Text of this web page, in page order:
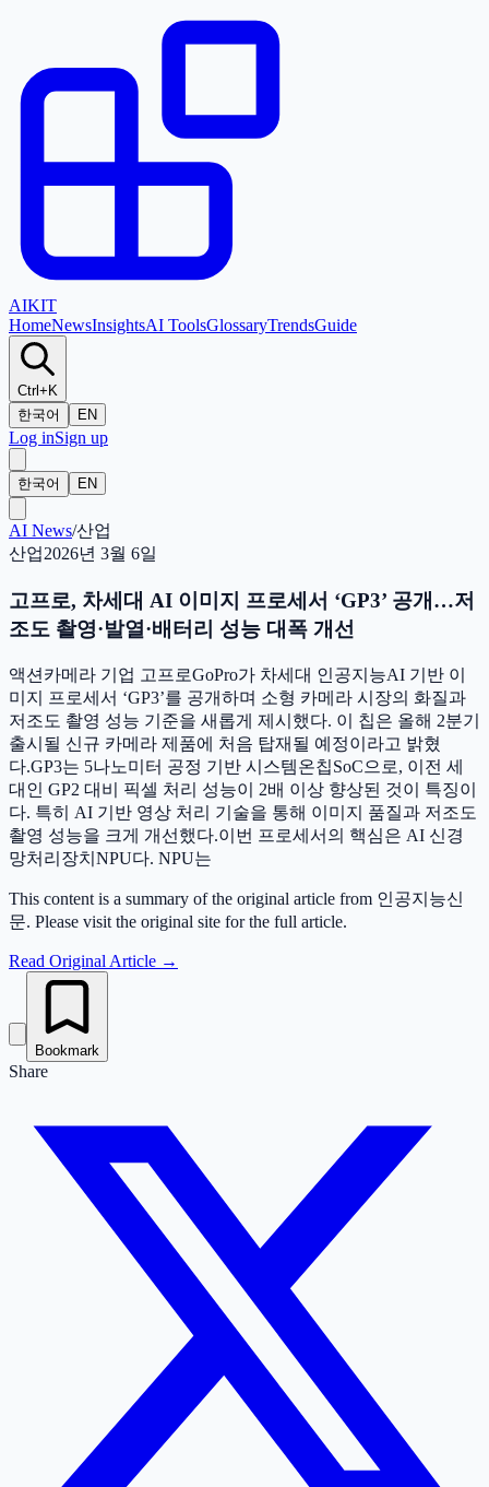
AIKIT
HomeNewsInsightsAI ToolsGlossaryTrendsGuide
Ctrl+K
한국어
EN
Log inSign up
한국어 EN
AI News/산업
산업2026년 3월 6일
고프로, 차세대 AI 이미지 프로세서 ‘GP3’ 공개…저
조도 촬영·발열·배터리 성능 대폭 개선
액션카메라 기업 고프로GoPro가 차세대 인공지능AI 기반 이
미지 프로세서 ‘GP3’를 공개하며 소형 카메라 시장의 화질과
저조도 촬영 성능 기준을 새롭게 제시했다. 이 칩은 올해 2분기
출시될 신규 카메라 제품에 처음 탑재될 예정이라고 밝혔
다.GP3는 5나노미터 공정 기반 시스템온칩SoC으로, 이전 세
대인 GP2 대비 픽셀 처리 성능이 2배 이상 향상된 것이 특징이
다. 특히 AI 기반 영상 처리 기술을 통해 이미지 품질과 저조도
촬영 성능을 크게 개선했다.이번 프로세서의 핵심은 AI 신경
망처리장치NPU다. NPU는
This content is a summary of the original article from 인공지능신
문. Please visit the original site for the full article.
Read Original Article →
Bookmark
Share